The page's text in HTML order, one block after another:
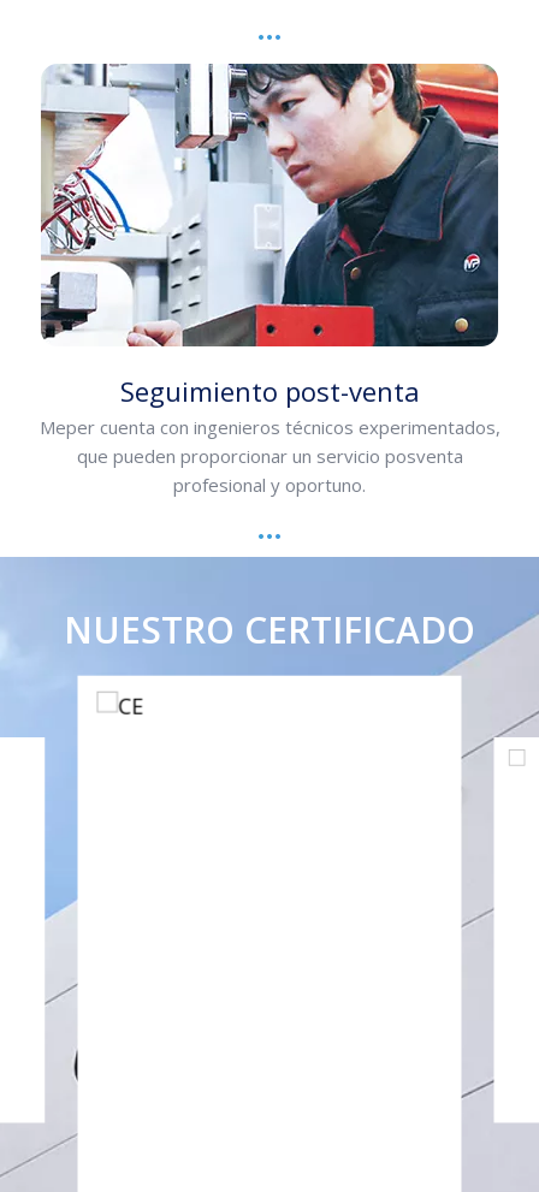
Seguimiento post-venta
Meper cuenta con ingenieros técnicos experimentados,
que pueden proporcionar un servicio posventa
profesional y oportuno.
NUESTRO CERTIFICADO